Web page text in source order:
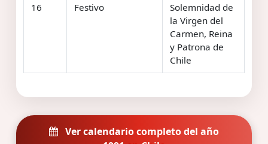
16 Festivo
Solemnidad de
la Virgen del
Carmen, Reina
y Patrona de
Chile
Ver calendario completo del año